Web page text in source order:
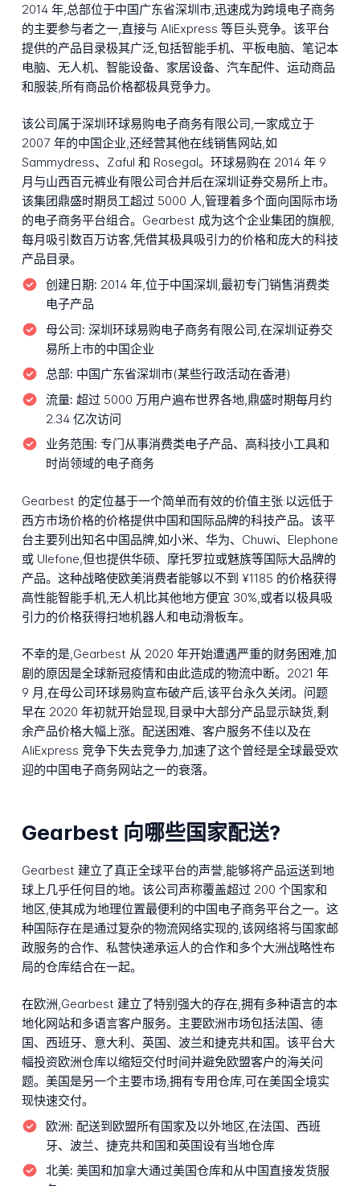
2014 年,总部位于中国广东省深圳市,迅速成为跨境电子商务
的主要参与者之一,直接与 AliExpress 等巨头竞争。该平台
提供的产品目录极其广泛,包括智能手机、平板电脑、笔记本
电脑、无人机、智能设备、家居设备、汽车配件、运动商品
和服装,所有商品价格都极具竞争力。
该公司属于深圳环球易购电子商务有限公司,一家成立于
2007 年的中国企业,还经营其他在线销售网站,如
Sammydress、Zaful 和 Rosegal。环球易购在 2014 年 9
月与山西百元裤业有限公司合并后在深圳证券交易所上市。
该集团鼎盛时期员工超过 5000 人,管理着多个面向国际市场
的电子商务平台组合。Gearbest 成为这个企业集团的旗舰,
每月吸引数百万访客,凭借其极具吸引力的价格和庞大的科技
产品目录。
创建日期: 2014 年,位于中国深圳,最初专门销售消费类
电子产品
母公司: 深圳环球易购电子商务有限公司,在深圳证券交
易所上市的中国企业
总部: 中国广东省深圳市(某些行政活动在香港)
流量: 超过 5000 万用户遍布世界各地,鼎盛时期每月约
2.34 亿次访问
业务范围: 专门从事消费类电子产品、高科技小工具和
时尚领域的电子商务
Gearbest 的定位基于一个简单而有效的价值主张:以远低于
西方市场价格的价格提供中国和国际品牌的科技产品。该平
台主要列出知名中国品牌,如小米、华为、Chuwi、Elephone
或 Ulefone,但也提供华硕、摩托罗拉或魅族等国际大品牌的
产品。这种战略使欧美消费者能够以不到 ¥1185 的价格获得
高性能智能手机,无人机比其他地方便宜 30%,或者以极具吸
引力的价格获得扫地机器人和电动滑板车。
不幸的是,Gearbest 从 2020 年开始遭遇严重的财务困难,加
剧的原因是全球新冠疫情和由此造成的物流中断。2021 年
9 月,在母公司环球易购宣布破产后,该平台永久关闭。问题
早在 2020 年初就开始显现,目录中大部分产品显示缺货,剩
余产品价格大幅上涨。配送困难、客户服务不佳以及在
AliExpress 竞争下失去竞争力,加速了这个曾经是全球最受欢
迎的中国电子商务网站之一的衰落。
Gearbest 向哪些国家配送?
Gearbest 建立了真正全球平台的声誉,能够将产品运送到地
球上几乎任何目的地。该公司声称覆盖超过 200 个国家和
地区,使其成为地理位置最便利的中国电子商务平台之一。这
种国际存在是通过复杂的物流网络实现的,该网络将与国家邮
政服务的合作、私营快递承运人的合作和多个大洲战略性布
局的仓库结合在一起。
在欧洲,Gearbest 建立了特别强大的存在,拥有多种语言的本
地化网站和多语言客户服务。主要欧洲市场包括法国、德
国、西班牙、意大利、英国、波兰和捷克共和国。该平台大
幅投资欧洲仓库以缩短交付时间并避免欧盟客户的海关问
题。美国是另一个主要市场,拥有专用仓库,可在美国全境实
现快速交付。
欧洲: 配送到欧盟所有国家及以外地区,在法国、西班
牙、波兰、捷克共和国和英国设有当地仓库
北美: 美国和加拿大通过美国仓库和从中国直接发货服